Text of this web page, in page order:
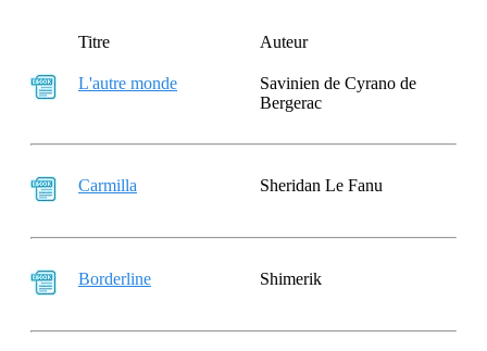
Titre Auteur
L'autre monde
Savinien de Cyrano de
Bergerac
Carmilla Sheridan Le Fanu
Borderline Shimerik